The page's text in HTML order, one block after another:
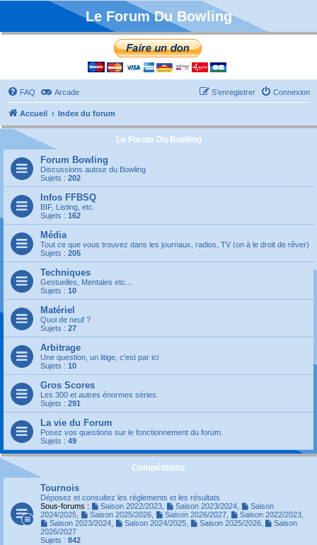
Le Forum Du Bowling
FAQ Arcade Connexion
S’enregistrer
Accueil Index du forum
Le Forum Du Bowling
Forum Bowling
Discussions autour du Bowling
Sujets : 202
Infos FFBSQ
BIF, Listing, etc.
Sujets : 162
Média
Tout ce que vous trouvez dans les journaux, radios, TV (on à le droit de rêver)
Sujets : 205
Techniques
Gestuelles, Mentales etc...
Sujets : 10
Matériel
Quoi de neuf ?
Sujets : 27
Arbitrage
Une question, un litige, c'est par ici
Sujets : 10
Gros Scores
Les 300 et autres énormes séries.
Sujets : 291
La vie du Forum
Posez vos questions sur le fonctionnement du forum.
Sujets : 49
Compétitions
Tournois
Déposez et consultez les règlements et les résultats
Sous-forums :
Saison 2022/2023, Saison 2023/2024,
Saison
2024/2025
Saison 2025/2026, Saison 2026/2027, Saison 2022/2023,
Saison 2023/2024, Saison 2024/2025, Saison 2025/2026,
Saison
2026/2027
Sujets : 842